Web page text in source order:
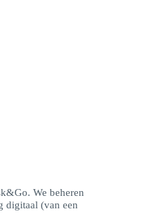
We beheren
digitaal (van een